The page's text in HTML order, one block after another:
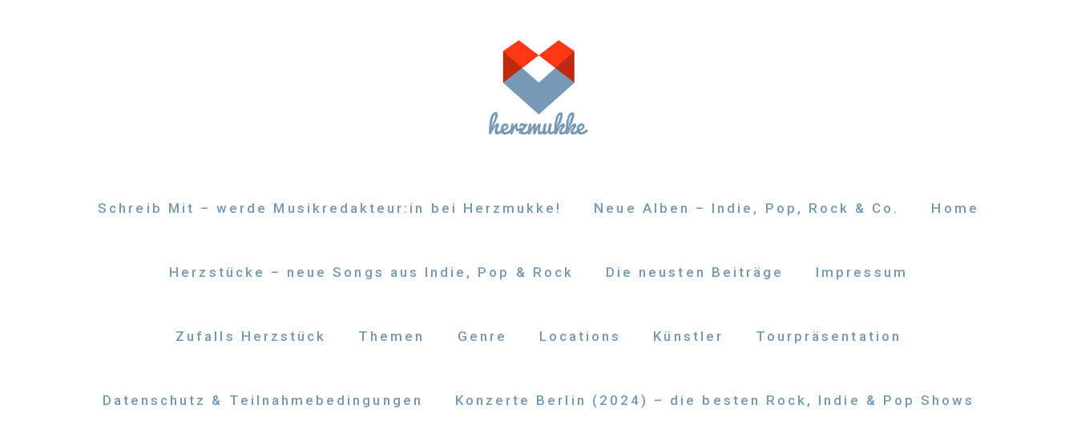
Schreib Mit – werde Musikredakteur:in bei Herzmukke! Neue Alben – Indie, Pop, Rock & Co. Home
Herzstücke – neue Songs aus Indie, Pop & Rock Die neusten Beiträge Impressum
Zufalls Herzstück Themen Genre Locations Künstler Tourpräsentation
Datenschutz & Teilnahmebedingungen Konzerte Berlin (2024) – die besten Rock, Indie & Pop Shows